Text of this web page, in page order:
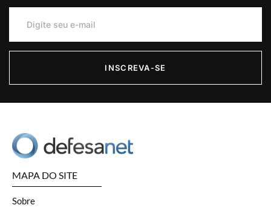
INSCREVA-SE
MAPA DO SITE
Sobre